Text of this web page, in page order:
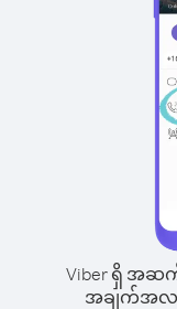
Viber ရှိ အဆ
အချက်အလက်